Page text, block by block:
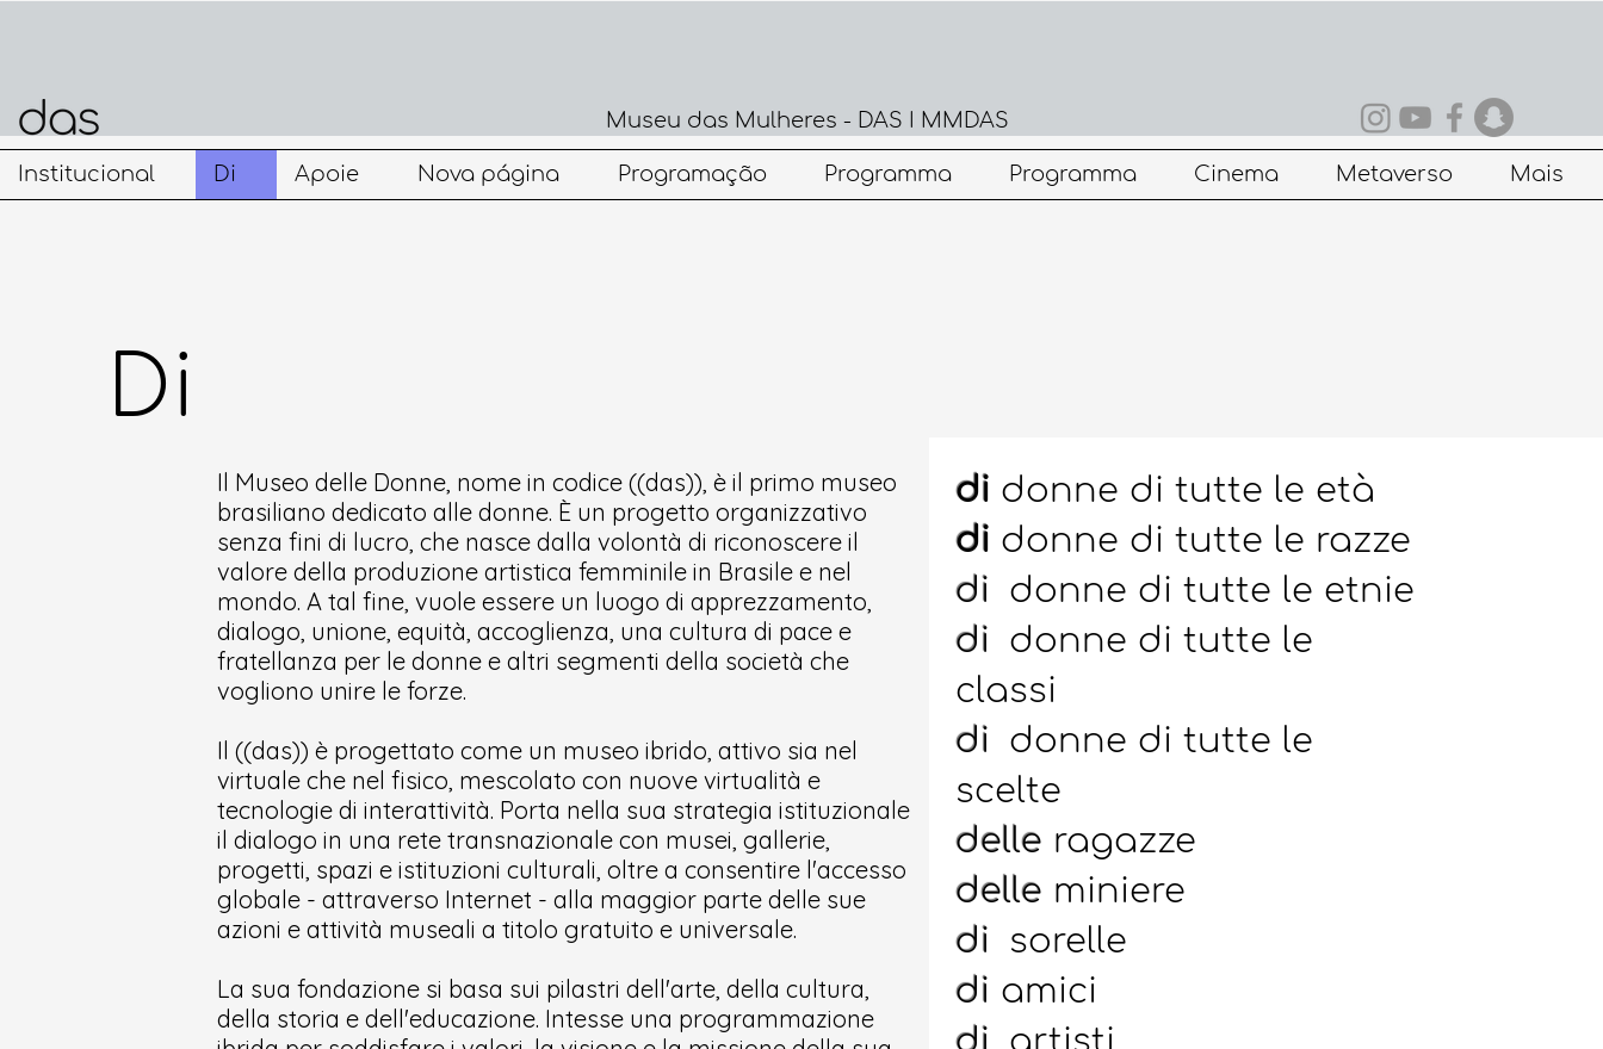
Museu das Mulheres - DAS I MMDAS
Institucional Di Apoie Nova página Programação Programma Programma Cinema Metaverso Mais
Di
di donne di tutte le età
di donne di tutte le razze
di donne di tutte le etnie
di donne di tutte le
classi
di donne di tutte le
scelte
delle ragazze
delle miniere
di
sorelle
di amici
Il Museo delle Donne, nome in codice ((das)), è il primo museo
brasiliano dedicato alle donne. È un progetto organizzativo
senza fini di lucro, che nasce dalla volontà di riconoscere il
valore della produzione artistica femminile in Brasile e nel
mondo. A tal fine, vuole essere un luogo di apprezzamento,
dialogo, unione, equità, accoglienza, una cultura di pace e
fratellanza per le donne e altri segmenti della società che
vogliono unire le forze.
Il ((das)) è progettato come un museo ibrido, attivo sia nel
virtuale che nel fisico, mescolato con nuove virtualità e
tecnologie di interattività. Porta nella sua strategia istituzionale
il dialogo in una rete transnazionale con musei, gallerie,
progetti, spazi e istituzioni culturali, oltre a consentire l'accesso
globale - attraverso Internet - alla maggior parte delle sue
azioni e attività museali a titolo gratuito e universale.
La sua fondazione si basa sui pilastri dell'arte, della cultura,
della storia e dell'educazione. Intesse una programmazione